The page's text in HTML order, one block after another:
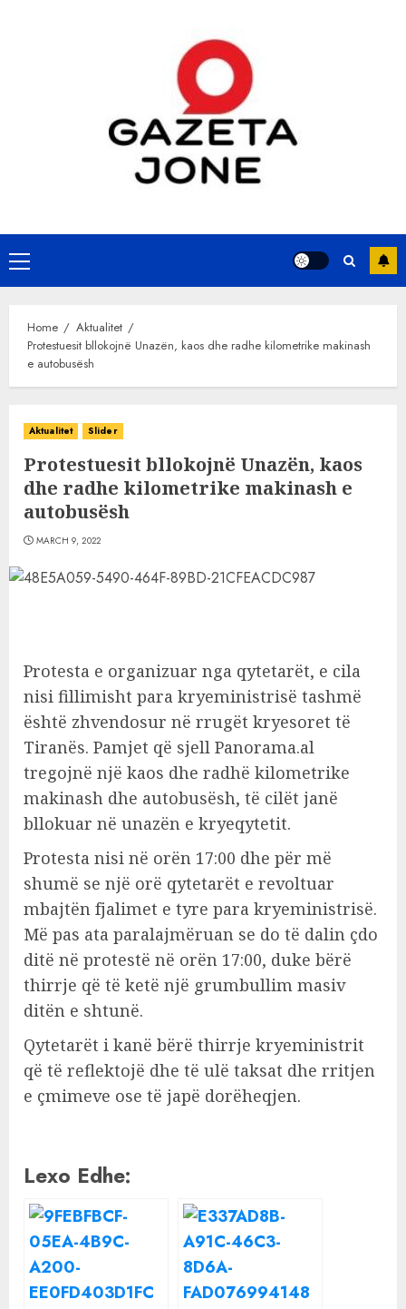
Primary
Menu
Home
Aktualitet
Protestuesit bllokojnë Unazën, kaos dhe radhe kilometrike makinash
e autobusësh
Aktualitet Slider
Protestuesit bllokojnë Unazën, kaos
dhe radhe kilometrike makinash e
autobusësh
MARCH 9, 2022
Protesta e organizuar nga qytetarët, e cila
nisi fillimisht para kryeministrisë tashmë
është zhvendosur në rrugët kryesoret të
Tiranës. Pamjet që sjell Panorama.al
tregojnë një kaos dhe radhë kilometrike
makinash dhe autobusësh, të cilët janë
bllokuar në unazën e kryeqytetit.
Protesta nisi në orën 17:00 dhe për më
shumë se një orë qytetarët e revoltuar
mbajtën fjalimet e tyre para kryeministrisë.
Më pas ata paralajmëruan se do të dalin çdo
ditë në protestë në orën 17:00, duke bërë
thirrje që të ketë një grumbullim masiv
ditën e shtunë.
Qytetarët i kanë bërë thirrje kryeministrit
që të reflektojë dhe të ulë taksat dhe rritjen
e çmimeve ose të japë dorëheqjen.
Lexo Edhe: